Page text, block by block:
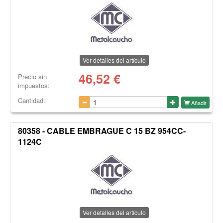
Ver detalles del artículo
Precio sin
impuestos:
46,52 €
Cantidad: Añadir
80358 - CABLE EMBRAGUE C 15 BZ 954CC-
1124C
Ver detalles del artículo